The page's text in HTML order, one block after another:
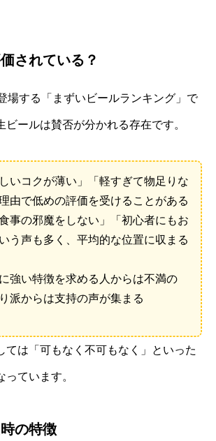
されている？
場する「まずいビールランキング」で
ビールは賛否が分かれる存在です。
しいコクが薄い」「軽すぎて物足りな
由で低めの評価を受けることがある
事の邪魔をしない」「初心者にもお
う声も多く、平均的な位置に収まる
強い特徴を求める人からは不満の
派からは支持の声が集まる
ては「可もなく不可もなく」といった
ています。
の特徴